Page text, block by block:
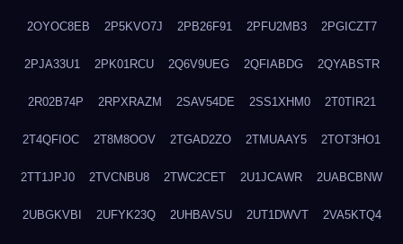
2OYOC8EB 2P5KVO7J 2PB26F91 2PFU2MB3 2PGICZT7
2PJA33U1 2PK01RCU 2Q6V9UEG 2QFIABDG 2QYABSTR
2R02B74P 2RPXRAZM 2SAV54DE 2SS1XHM0 2T0TIR21
2T4QFIOC 2T8M8OOV 2TGAD2ZO 2TMUAAY5 2TOT3HO1
2TT1JPJ0 2TVCNBU8 2TWC2CET 2U1JCAWR 2UABCBNW
2UBGKVBI 2UFYK23Q 2UHBAVSU 2UT1DWVT 2VA5KTQ4